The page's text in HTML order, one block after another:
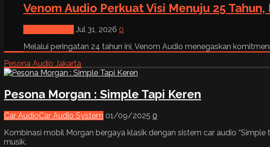
Venom Audio Perkuat Visi Menuju 25
Jul 31, 2026 0
Melalui peringatan 24 tahun ini, Venom Audio menegaskan
Pesona Audio Jakarta
Pesona Morgan : Simple Tapi Keren
Car AudioCar Audio System 01/09/2025 0
Kombinasi mobil Morgan bergaya klasik dengan sistem car audio
musik.